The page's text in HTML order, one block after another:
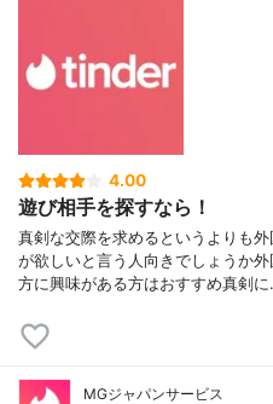
4.00
遊び相手を探すなら！
真剣な交際を求めるというよりも
が欲しいと言う人向きでしょうか
方に興味がある方はおすすめ真剣
MGジャパンサービス